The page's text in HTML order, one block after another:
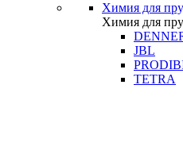
Химия для
Химия для
JBL
TETRA